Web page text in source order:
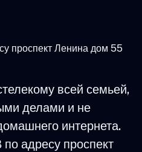
проспект Ленина дом 55
всей семьей,
делами и не
интернета.
адресу проспект